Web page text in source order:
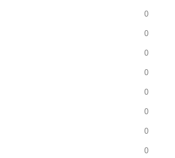
0
0
0
0
0
0
0
0